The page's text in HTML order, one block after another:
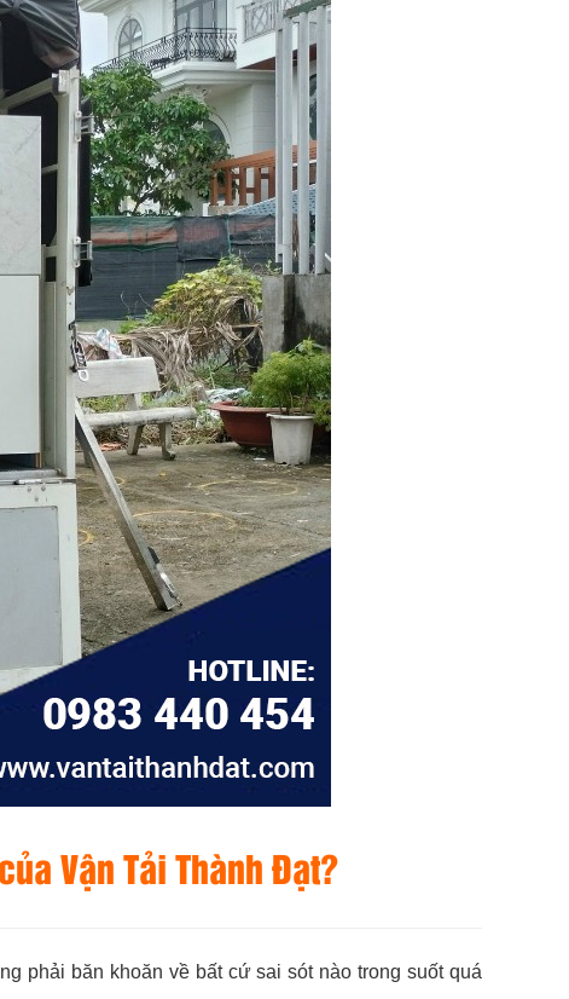
Vận Tải Thành Đạt?
phải băn khoăn về bất cứ sai sót nào trong suốt quá